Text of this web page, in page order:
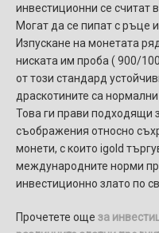
инвестиционни се считат
Могат да се пипат с ръце
Изпускане на монетата
ниската им проба ( 900/
от този стандард
драскотините са
Това ги прави подходящи
съображения относно
монети, с които igold
международните норми
инвестиционно злато по
Прочетете още за